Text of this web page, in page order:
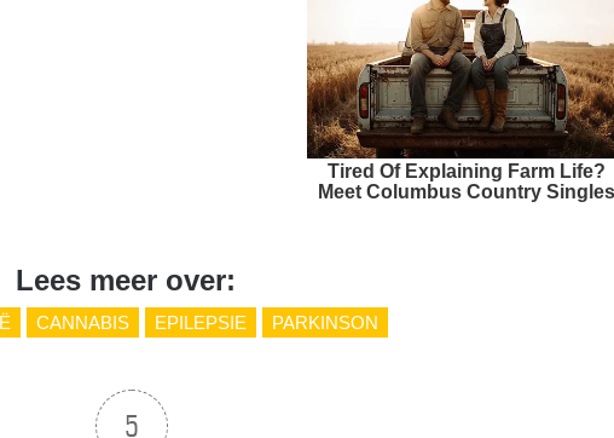
Tired Of Explaining Farm Life?
Meet Columbus Country
Lees meer over:
CANNABIS EPILEPSIE PARKINSON
5